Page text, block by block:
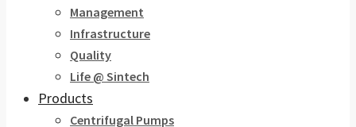
Management
Infrastructure
Quality
Life @ Sintech
Products
Centrifugal Pumps